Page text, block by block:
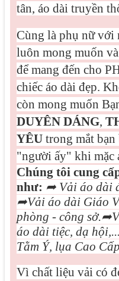
tân, áo dài truyền
Cùng là phụ nữ với
luôn mong muốn
để mang đến cho
chiếc áo dài đẹp.
còn mong muốn
DUYÊN DÁNG,
YÊUtrong mắt bạn
"người ấy" khi mặc
Chúng tôi cung
như: ➦Vải áo dài
➦Vải áo dài Giáo
phòng - công sở.➦
áo dài tiệc, dạ hội,...
Tằm Ý, lụa Cao
Vì chất liệu vải có